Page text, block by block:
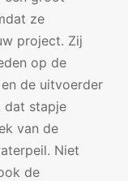
ze
project. Zij
op de
de uitvoerder
dat stapje
van de
Niet
de